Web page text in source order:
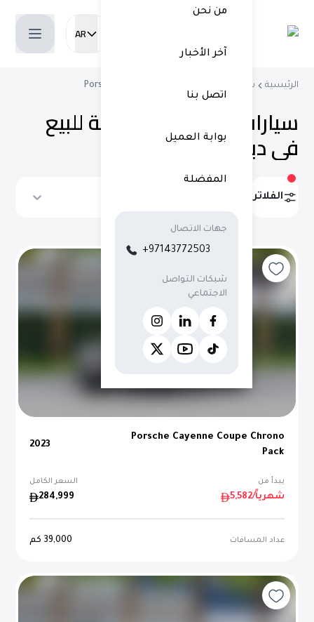
AR
Current language:
من نحن
آخر الأخبار
اتصل بنا
بوابة العميل
المفضلة
جهات الاتصال
+97143772503
شبكات التواصل
الاجتماعي
الرئيسية شراء سيارات مستعملة
سيارات بورشه مستعملة للبيع
في دبي (11 نتائج
الفلاتر
Porsche Cayenne Coupe Chrono
Pack
2023
يبدأ من السعر الكامل
5,582 /شهرياً 284,999
عداد المسافات 39,000 كم